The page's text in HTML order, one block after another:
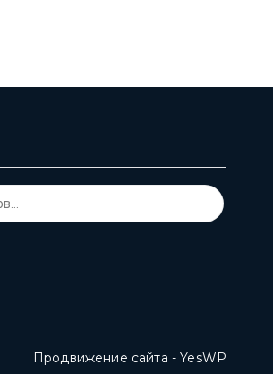
Продвижение сайта - YesWP